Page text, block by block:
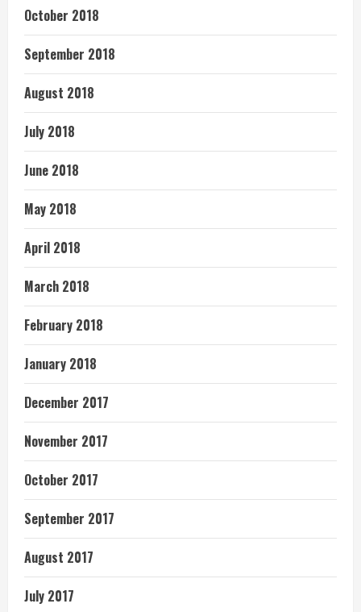
October 2018
September 2018
August 2018
July 2018
June 2018
May 2018
April 2018
March 2018
February 2018
January 2018
December 2017
November 2017
October 2017
September 2017
August 2017
July 2017